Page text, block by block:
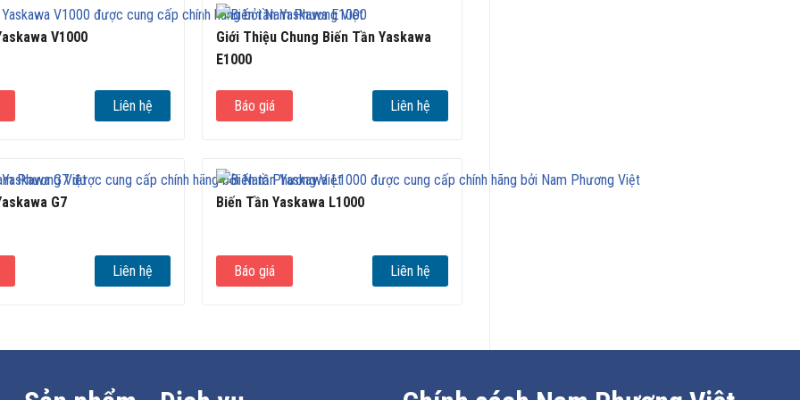
dòng A1000, cho phép:
tốt và ổn định tốc độ cao, phù hợp đa số băng tải, cơ cấu cấp liệu, máy dán nhãn.
ứng các bài toán yêu cầu độ chính xác tốc độ/moment vượt trội và đáp ứng
V1000
Liên hệ
Giới Thiệu Chung Biến Tần Yaskawa
E1000
Báo giá Liên hệ
G7
Liên hệ
Biến Tần Yaskawa L1000
Báo giá Liên hệ